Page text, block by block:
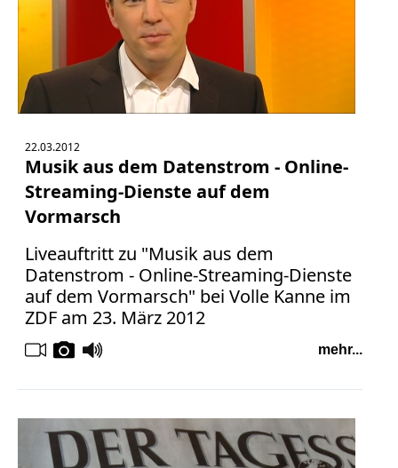
22.03.2012
Musik aus dem Datenstrom - Online-
Streaming-Dienste auf dem
Vormarsch
Liveauftritt zu "Musik aus dem
Datenstrom - Online-Streaming-Dienste
auf dem Vormarsch" bei Volle Kanne im
ZDF am 23. März 2012
mehr...